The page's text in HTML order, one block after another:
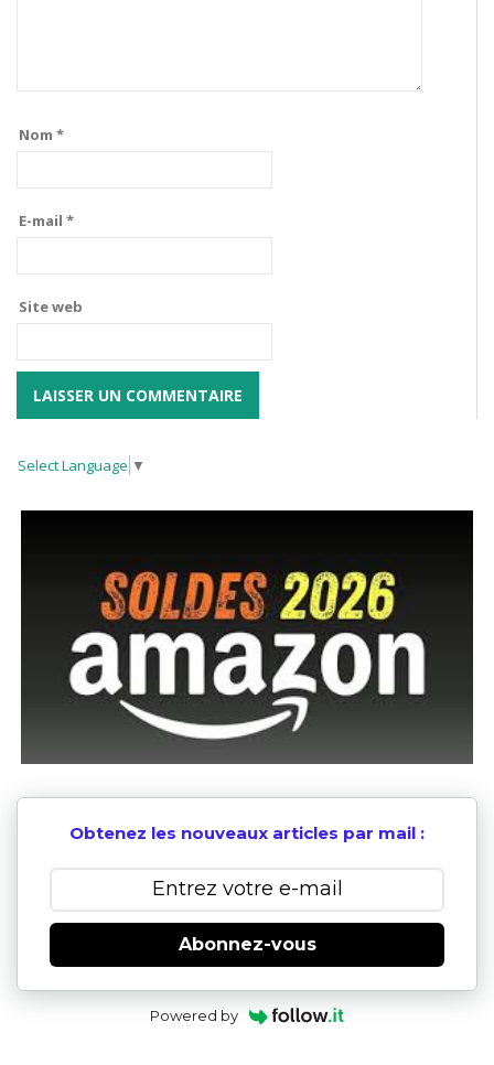
Nom *
E-mail *
Site web
Select Language ▼
Obtenez les nouveaux articles par mail :
Abonnez-vous
Powered by